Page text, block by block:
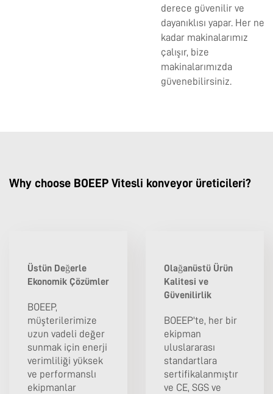
derece güvenilir ve
dayanıklısı yapar. Her ne
kadar makinalarımız
çalışır, bize
makinalarımızda
güvenebilirsiniz.
Why choose BOEEP Vitesli konveyor üreticileri?
Üstün Değerle
Ekonomik Çözümler
BOEEP,
müşterilerimize
uzun vadeli değer
sunmak için enerji
verimliliği yüksek
ve performanslı
ekipmanlar
Olağanüstü Ürün
Kalitesi ve
Güvenilirlik
BOEEP'te, her bir
ekipman
uluslararası
standartlara
sertifikalanmıştır
ve CE, SGS ve